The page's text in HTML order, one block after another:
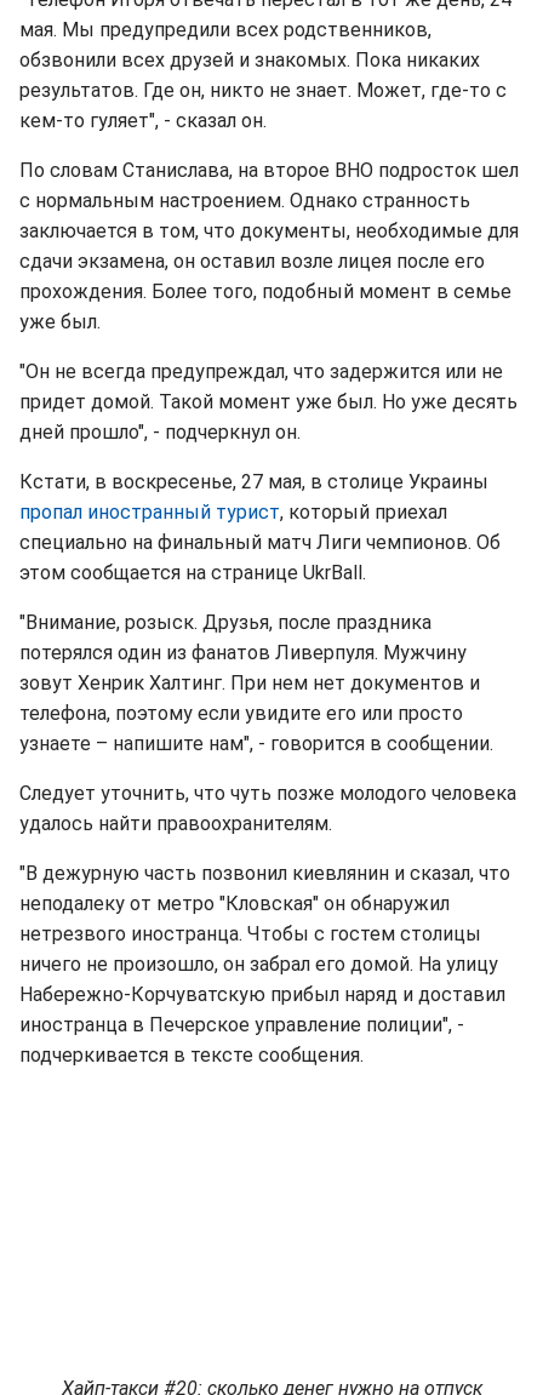
мая. Мы предупредили всех родственников,
обзвонили всех друзей и знакомых. Пока никаких
результатов. Где он, никто не знает. Может, где-то с
кем-то гуляет", - сказал он.
По словам Станислава, на второе ВНО подросток шел
с нормальным настроением. Однако странность
заключается в том, что документы, необходимые для
сдачи экзамена, он оставил возле лицея после его
прохождения. Более того, подобный момент в семье
уже был.
"Он не всегда предупреждал, что задержится или не
придет домой. Такой момент уже был. Но уже десять
дней прошло", - подчеркнул он.
Кстати, в воскресенье, 27 мая, в столице Украины
пропал иностранный турист, который приехал
специально на финальный матч Лиги чемпионов. Об
этом сообщается на странице UkrBall.
"Внимание, розыск. Друзья, после праздника
потерялся один из фанатов Ливерпуля. Мужчину
зовут Хенрик Халтинг. При нем нет документов и
телефона, поэтому если увидите его или просто
узнаете – напишите нам", - говорится в сообщении.
Следует уточнить, что чуть позже молодого человека
удалось найти правоохранителям.
"В дежурную часть позвонил киевлянин и сказал, что
неподалеку от метро "Кловская" он обнаружил
нетрезвого иностранца. Чтобы с гостем столицы
ничего не произошло, он забрал его домой. На улицу
Набережно-Корчуватскую прибыл наряд и доставил
иностранца в Печерское управление полиции", -
подчеркивается в тексте сообщения.
Хайп-такси #20: сколько денег нужно на отпуск